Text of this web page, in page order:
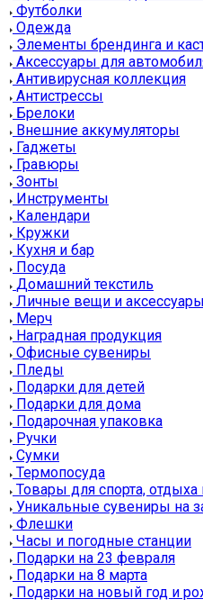
Футболки
Одежда
Элементы брендинга и
Аксессуары для
Антивирусная коллекция
Антистрессы
Брелоки
Внешние аккумуляторы
Гаджеты
Гравюры
Зонты
Инструменты
Календари
Кружки
Кухня и бар
Посуда
Домашний текстиль
Личные вещи и аксессуары
Мерч
Наградная продукция
Офисные сувениры
Пледы
Подарки для детей
Подарки для дома
Подарочная упаковка
Ручки
Сумки
Термопосуда
Товары для спорта, отдыха
Уникальные сувениры на
Флешки
Часы и погодные станции
Подарки на 23 февраля
Подарки на 8 марта
Подарки на новый год и